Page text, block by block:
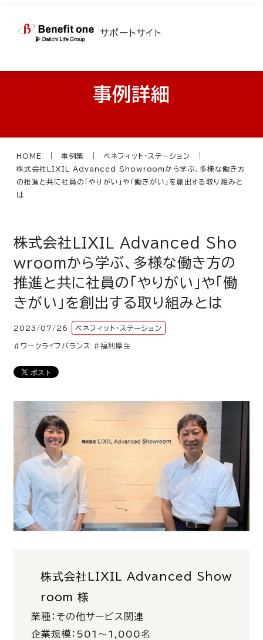
サポートサイト
事例詳細
HOME 事例集
ベネフィット・ステーション
株式会社LIXIL Advanced Showroomから学ぶ、多様な働き方
の推進と共に社員の「やりがい」や「働きがい」を創出する取り組みと
は
株式会社LIXIL Advanced Sho
wroomから学ぶ、多様な働き方の
推進と共に社員の「やりがい」や「働
きがい」を創出する取り組みとは
2023/07/26 ベネフィット・ステーション
#ワークライフバランス #福利厚生
株式会社LIXIL Advanced Show
room 様
業種：その他サービス関連
企業規模：501～1,000名